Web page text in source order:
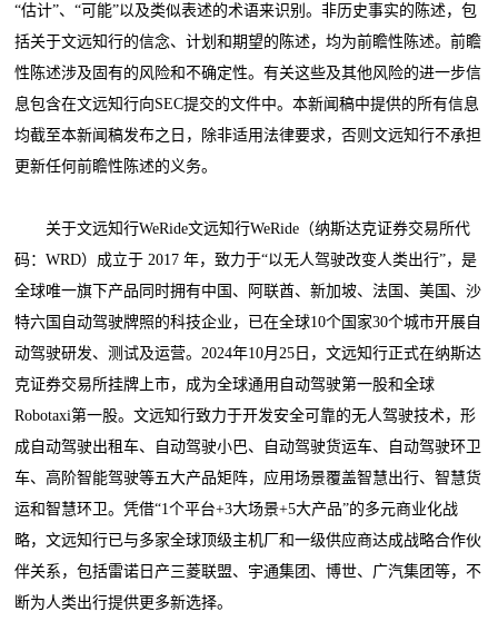
“估计”、“可能”以及类似表述的术语来识别。非历史事实的陈述，包
括关于文远知行的信念、计划和期望的陈述，均为前瞻性陈述。前瞻
性陈述涉及固有的风险和不确定性。有关这些及其他风险的进一步信
息包含在文远知行向SEC提交的文件中。本新闻稿中提供的所有信息
均截至本新闻稿发布之日，除非适用法律要求，否则文远知行不承担
更新任何前瞻性陈述的义务。
关于文远知行WeRide文远知行WeRide（纳斯达克证券交易所代
码：WRD）成立于 2017 年，致力于“以无人驾驶改变人类出行”，是
全球唯一旗下产品同时拥有中国、阿联酋、新加坡、法国、美国、沙
特六国自动驾驶牌照的科技企业，已在全球10个国家30个城市开展自
动驾驶研发、测试及运营。2024年10月25日，文远知行正式在纳斯达
克证券交易所挂牌上市，成为全球通用自动驾驶第一股和全球
Robotaxi第一股。文远知行致力于开发安全可靠的无人驾驶技术，形
成自动驾驶出租车、自动驾驶小巴、自动驾驶货运车、自动驾驶环卫
车、高阶智能驾驶等五大产品矩阵，应用场景覆盖智慧出行、智慧货
运和智慧环卫。凭借“1个平台+3大场景+5大产品”的多元商业化战
略，文远知行已与多家全球顶级主机厂和一级供应商达成战略合作伙
伴关系，包括雷诺日产三菱联盟、宇通集团、博世、广汽集团等，不
断为人类出行提供更多新选择。